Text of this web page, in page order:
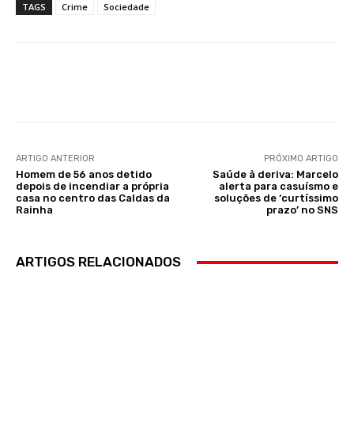
TAGS Crime Sociedade
ARTIGO ANTERIOR
Homem de 56 anos detido
depois de incendiar a própria
casa no centro das Caldas da
Rainha
PRÓXIMO ARTIGO
Saúde à deriva: Marcelo
alerta para casuísmo e
soluções de ‘curtíssimo
prazo’ no SNS
ARTIGOS RELACIONADOS